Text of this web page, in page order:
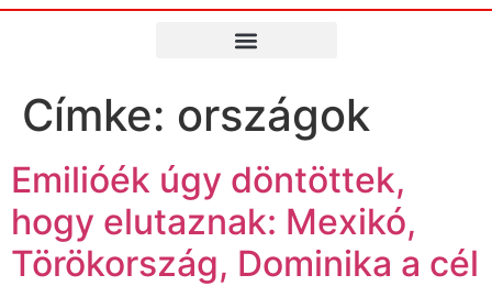
Címke: országok
Emilióék úgy döntöttek,
hogy elutaznak: Mexikó,
Törökország, Dominika a cél